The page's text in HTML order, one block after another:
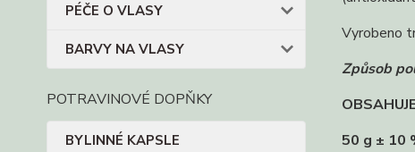
PÉČE O VLASY
BARVY NA VLASY
POTRAVINOVÉ DOPŇKY
BYLINNÉ KAPSLE
Vyrobeno
Způsob
50 g ± 10